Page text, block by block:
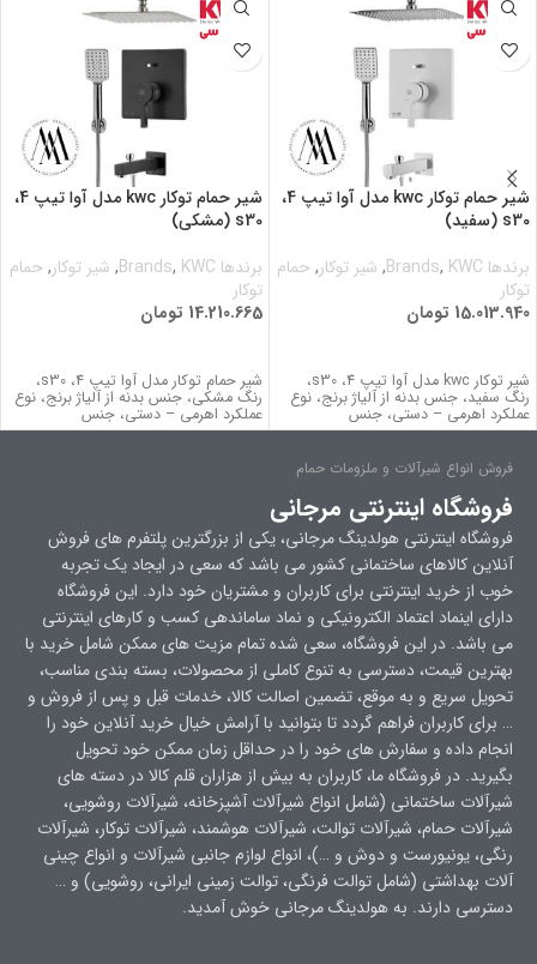
شیر حمام توکار kwc مدل آوا تیپ 4،
s30 (سفید)
برندها Brands
, KWC
, شیر توکار, حمام
توکار
15.013.940 تومان
شیر توکار kwc مدل آوا تیپ 4، s30،
رنگ سفید، جنس بدنه از آلیاژ برنج، نوع
عملکرد اهرمی – دستی، جنس
شیر حمام توکار kwc مدل آوا تیپ 4،
s30 (مشکی)
برندها Brands
, KWC
, شیر توکار, حمام
توکار
14.210.665 تومان
شیر حمام توکار مدل آوا تیپ 4، s30،
رنگ مشکی، جنس بدنه از آلیاژ برنج، نوع
عملکرد اهرمی – دستی، جنس
فروش انواع شیرآلات و ملزومات حمام
فروشگاه اینترنتی مرجانی
فروشگاه اینترنتی هولدینگ مرجانی، یکی از بزرگترین پلتفرم های فروش
آنلاین کالاهای ساختمانی کشور می باشد که سعی در ایجاد یک تجربه
خوب از خرید اینترنتی برای کاربران و مشتریان خود دارد. این فروشگاه
دارای اینماد اعتماد الکترونیکی و نماد ساماندهی کسب و کارهای اینترنتی
می باشد. در این فروشگاه، سعی شده تمام مزیت های ممکن شامل خرید با
بهترین قیمت، دسترسی به تنوع کاملی از محصولات، بسته بندی مناسب،
تحویل سریع و به موقع، تضمین اصالت کالا، خدمات قبل و پس از فروش و
… برای کاربران فراهم گردد تا بتوانید با آرامش خیال خرید آنلاین خود را
انجام داده و سفارش های خود را در حداقل زمان ممکن خود تحویل
بگیرید. در فروشگاه ما، کاربران به بیش از هزاران قلم کالا در دسته های
شیرآلات ساختمانی (شامل انواع شیرآلات آشپزخانه، شیرآلات روشویی،
شیرآلات حمام، شیرآلات توالت، شیرآلات هوشمند، شیرآلات توکار، شیرآلات
رنگی، یونیورست و دوش و …)، انواع لوازم جانبی شیرآلات و انواع چینی
آلات بهداشتی (شامل توالت فرنگی، توالت زمینی ایرانی، روشویی) و …
دسترسی دارند. به هولدینگ مرجانی خوش آمدید.